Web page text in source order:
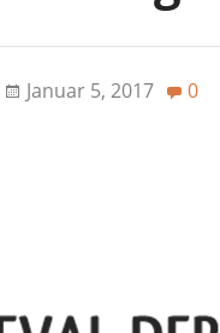
Januar 5, 2017 0